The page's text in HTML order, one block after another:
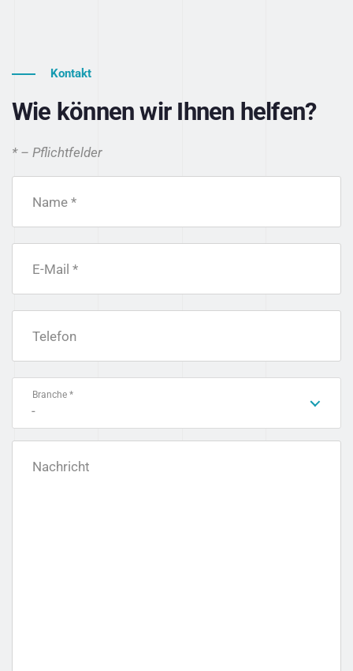
Kontakt
Wie können wir Ihnen helfen?
* – Pflichtfelder
Name *
E-Mail *
Telefon
Branche *
-
Nachricht